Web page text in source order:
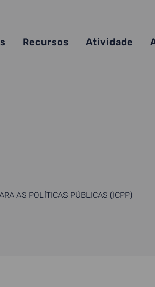
Recursos Atividade
AS POLÍTICAS PÚBLICAS (ICPP)